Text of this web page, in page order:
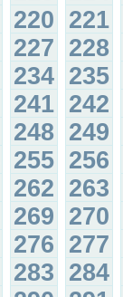
220 221
227 228
234 235
241 242
248 249
255 256
262 263
269 270
276 277
283 284